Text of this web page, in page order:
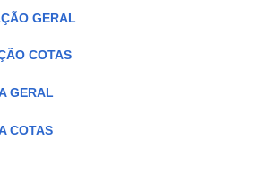
GERAL
COTAS
GERAL
COTAS